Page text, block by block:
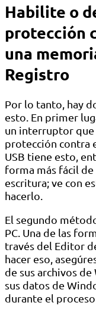
Habilite o
protección
una
Registro
Por lo tanto, hay
esto. En primer
un interruptor que
protección contra
USB tiene esto,
forma más fácil
escritura; ve con
hacerlo.
El segundo
PC. Una de las
través del Editor
hacer eso,
de sus archivos
sus datos de
durante el